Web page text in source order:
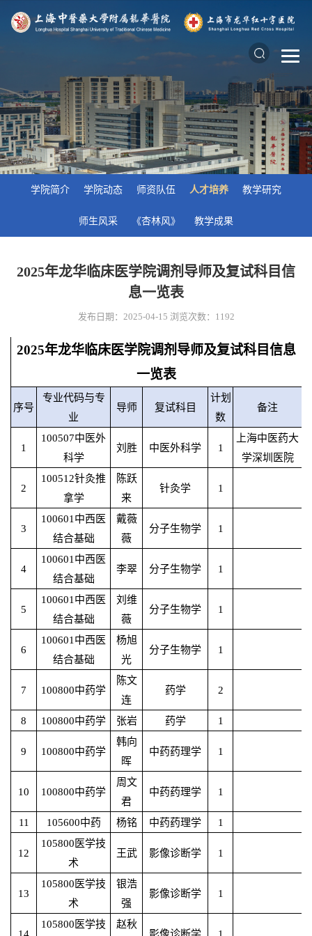
学院简介 学院动态 师资队伍 人才培养 教学研究
师生风采 《杏林风》 教学成果
2025年龙华临床医学院调剂导师及复试科目信
息一览表
发布日期：2025-04-15 浏览次数： 1192
2025年龙华临床医学院调剂导师及复试科目信息
一览表
序号
专业代码与专
业
导师 复试科目
计划
数
备注
1
100507中医外
科学
刘胜 中医外科学 1
上海中医药大
学深圳医院
2
100512针灸推
拿学
陈跃
来
针灸学 1
3
100601中西医
结合基础
戴薇
薇
分子生物学 1
4
100601中西医
结合基础
李翠 分子生物学 1
5
100601中西医
结合基础
刘维
薇
分子生物学 1
6
100601中西医
结合基础
杨旭
光
分子生物学 1
7 100800中药学
陈文
连
药学 2
8 100800中药学 张岩 药学 1
9 100800中药学
韩向
晖
中药药理学 1
10 100800中药学
周文
君
中药药理学 1
11 105600中药 杨铭 中药药理学 1
12
105800医学技
术
王武 影像诊断学 1
13
105800医学技
术
银浩
强
影像诊断学 1
105800医学技
赵秋